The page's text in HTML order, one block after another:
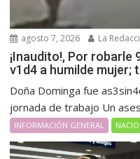
agosto 7, 2026 La
¡Inaudito!, Por robarle
v1d4 a humilde mujer;
Doña Dominga fue
jornada de trabajo Un
INFORMACIÓN GENERAL